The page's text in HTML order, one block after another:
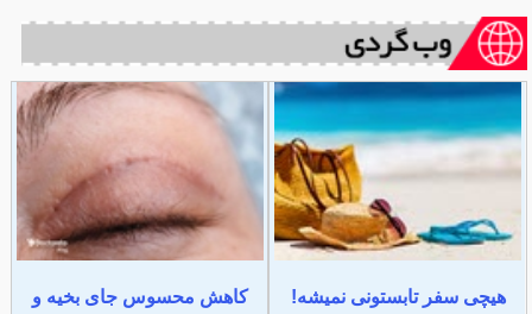
هیچی سفر تابستونی نمیشه!
کاهش محسوس جای بخیه و